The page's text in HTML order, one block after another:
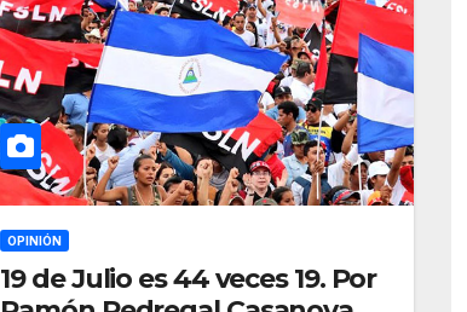
OPINIÓN
19 de Julio es 44 veces 19. Por